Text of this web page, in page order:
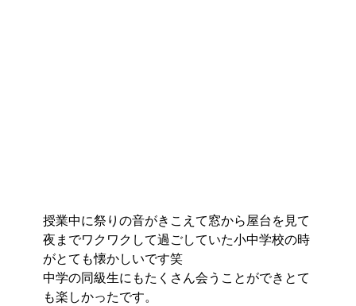
授業中に祭りの音がきこえて窓から屋台を見て
夜までワクワクして過ごしていた小中学校の時
がとても懐かしいです笑
中学の同級生にもたくさん会うことができとて
も楽しかったです。